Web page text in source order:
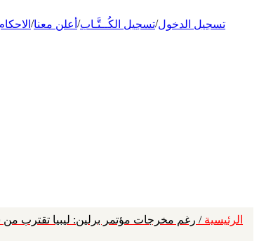
تسجيل الدخول/تسجيل الكُــتَّـاب/ أعلن معنا/
الرئيسية / رغم مخرجات مؤتمر برلين: ليبيا تقترب